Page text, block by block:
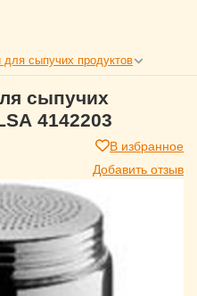
для сыпучих продуктов
сыпучих
4142203
В избранное
Добавить отзыв